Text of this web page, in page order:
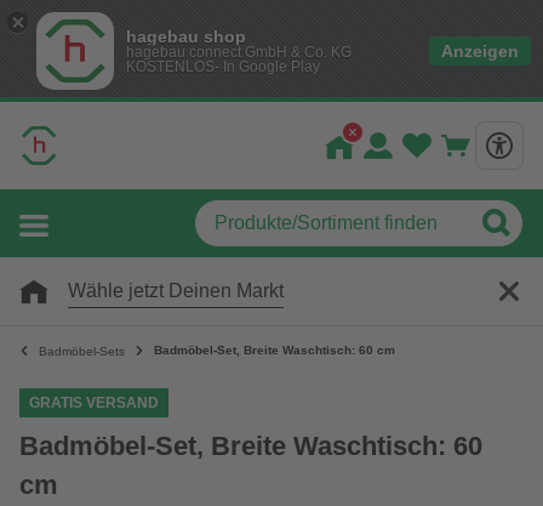
hagebau shop
hagebau connect GmbH & Co. KG
KOSTENLOS- In Google Play
Anzeigen
Wähle jetzt Deinen Markt
Badmöbel-Sets Badmöbel-Set, Breite Waschtisch: 60 cm
GRATIS VERSAND
Badmöbel-Set, Breite Waschtisch: 60
cm